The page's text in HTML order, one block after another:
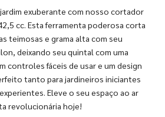
exuberante com nosso cortador
cc. Esta ferramenta poderosa corta
teimosas e grama alta com seu
deixando seu quintal com uma
controles fáceis de usar e um design
tanto para jardineiros iniciantes
Eleve o seu espaço ao ar
revolucionária hoje!